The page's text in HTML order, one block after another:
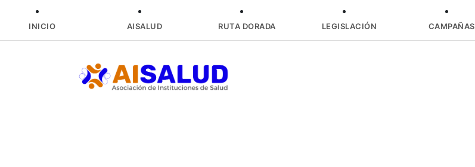
INICIO AISALUD RUTA DORADA LEGISLACIÓN CAMPAÑAS